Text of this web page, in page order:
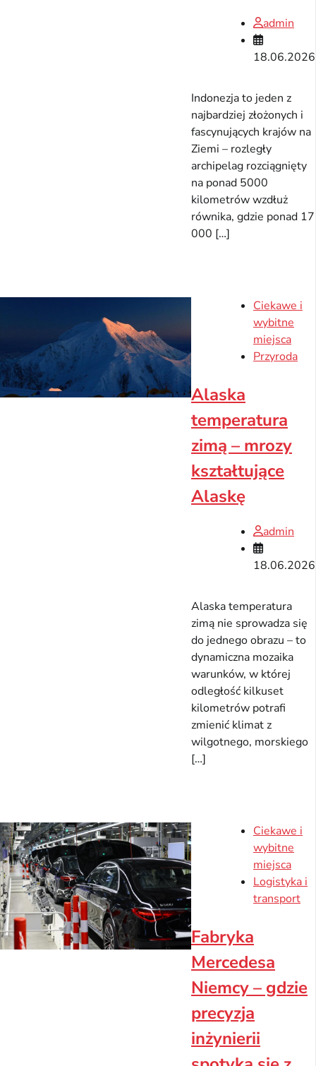
admin
18.06.2026
Indonezja to jeden z
najbardziej złożonych i
fascynujących krajów na
Ziemi – rozległy
archipelag rozciągnięty
na ponad 5000
kilometrów wzdłuż
równika, gdzie ponad 17
000 […]
Ciekawe i
wybitne
miejsca
Przyroda
Alaska
temperatura
zimą – mrozy
kształtujące
Alaskę
admin
18.06.2026
Alaska temperatura
zimą nie sprowadza się
do jednego obrazu – to
dynamiczna mozaika
warunków, w której
odległość kilkuset
kilometrów potrafi
zmienić klimat z
wilgotnego, morskiego
[…]
Ciekawe i
wybitne
miejsca
Logistyka i
transport
Fabryka
Mercedesa
Niemcy – gdzie
precyzja
inżynierii